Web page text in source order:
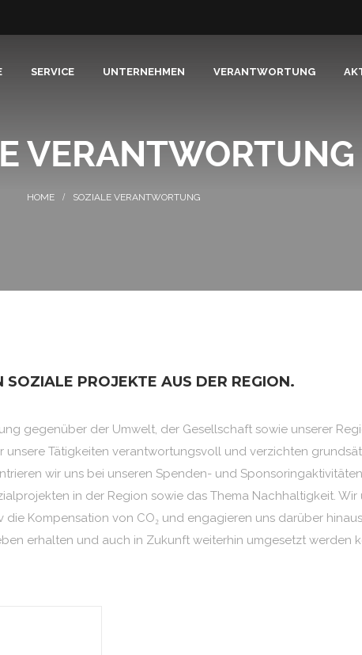
SERVICE UNTERNEHMEN VERANTWORTUNG
VERANTWORTUNG
SOZIALE VERANTWORTUNG
SOZIALE PROJEKTE AUS DER REGION.
gegenüber der Umwelt, der Gesellschaft sowie unserer
unsere Tätigkeiten verantwortungsvoll und verzichten
wir uns bei unseren Spenden- und
in der Region sowie das Thema Nachhaltigkeit.
die Kompensation von CO₂ und engagieren uns darüber
erhalten und auch in Zukunft weiterhin umgesetzt werden